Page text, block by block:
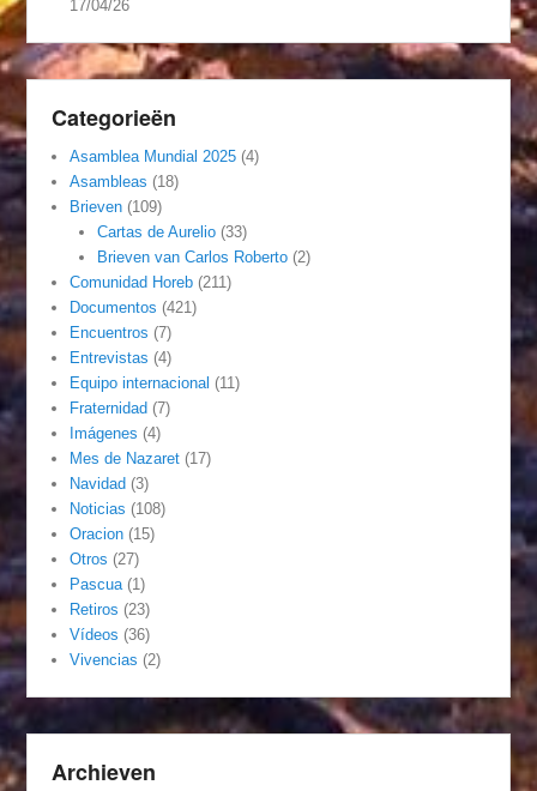
17/04/26
Categorieën
Asamblea Mundial 2025 (4)
Asambleas (18)
Brieven (109)
Cartas de Aurelio(33)
Brieven van Carlos Roberto(2)
Comunidad Horeb (211)
Documentos (421)
Encuentros (7)
Entrevistas (4)
Equipo internacional (11)
Fraternidad (7)
Imágenes (4)
Mes de Nazaret (17)
Navidad (3)
Noticias (108)
Oracion (15)
Otros (27)
Pascua (1)
Retiros (23)
Vídeos (36)
Vivencias (2)
Archieven